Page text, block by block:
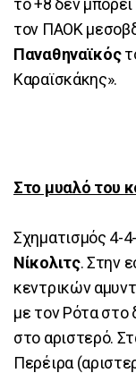
το +8 δεν
τον ΠΑΟΚ
Παναθηναϊκός
Καραϊσκάκης».
Στο μυαλό του
Σχηματισμός 4-
Νίκολιτς. Στην
κεντρικών
με τον Ρότα στο
στο αριστερό.
Περέιρα